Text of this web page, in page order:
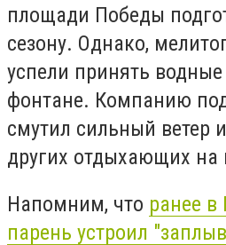
площади Победы
сезону. Однако,
успели принять
фонтане. Компанию
смутил сильный ветер и
других отдыхающих
Напомним, что ранее в
парень устроил